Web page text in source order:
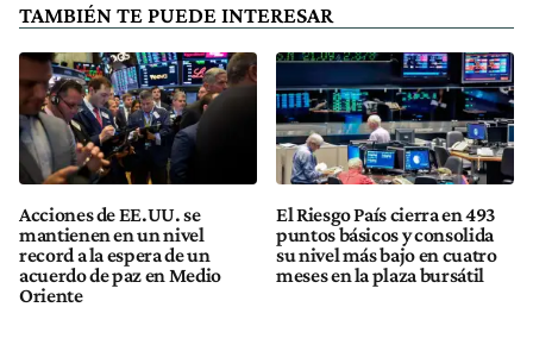
TAMBIÉN TE PUEDE INTERESAR
Acciones de EE.UU. se
mantienen en un nivel
record a la espera de un
acuerdo de paz en Medio
Oriente
El Riesgo País cierra en 493
puntos básicos y consolida
su nivel más bajo en cuatro
meses en la plaza bursátil